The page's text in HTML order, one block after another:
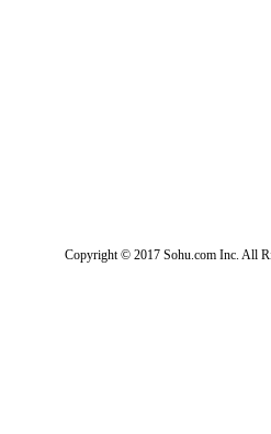
Copyright © 2017 Sohu.com Inc. All